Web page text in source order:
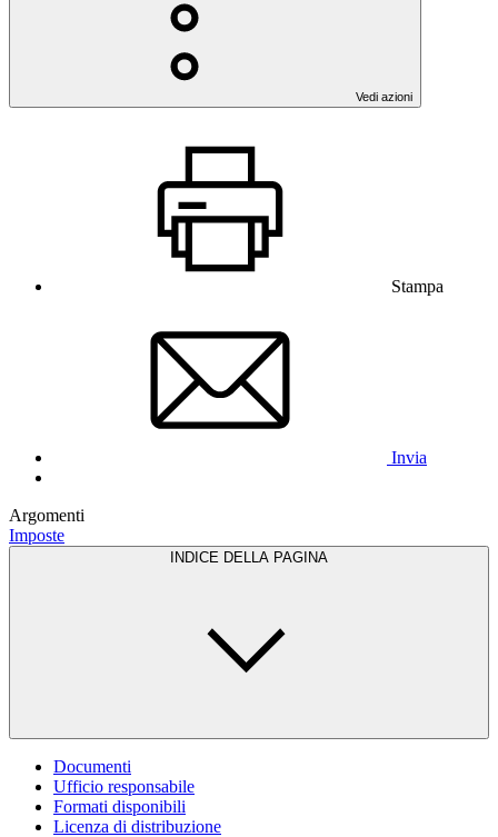
Vedi azioni
Stampa
Invia
Argomenti
Imposte
INDICE DELLA PAGINA
Documenti
Ufficio responsabile
Formati disponibili
Licenza di distribuzione